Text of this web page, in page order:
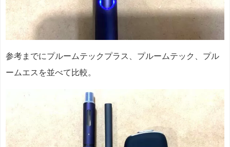
参考までにプルームテックプラス、プルームテック、プル
ームエスを並べて比較。